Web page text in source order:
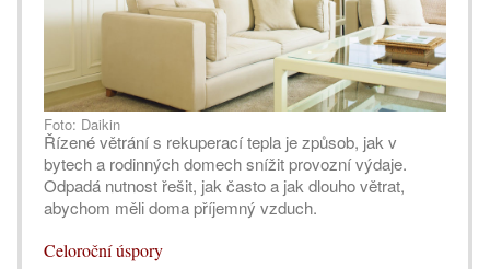
Foto: Daikin
Řízené větrání s rekuperací tepla je způsob, jak v
bytech a rodinných domech snížit provozní výdaje.
Odpadá nutnost řešit, jak často a jak dlouho větrat,
abychom měli doma příjemný vzduch.
Celoroční úspory